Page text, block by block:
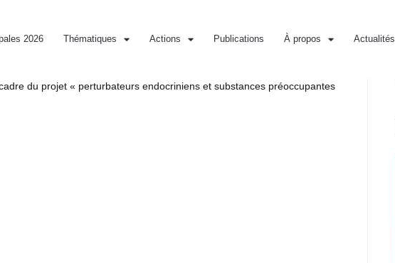
2026 Thématiques Actions Publications À propos Actualités
du projet « perturbateurs endocriniens et substances préoccupantes